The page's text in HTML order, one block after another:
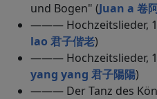
und Bogen" (Juan a 卷
——— Hochzeitslieder,
lao 君子偕老)
——— Hochzeitslieder,
yang yang 君子陽陽)
——— Der Tanz des